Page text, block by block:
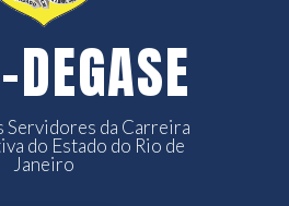
Servidores da Carreira
do Estado do Rio de
Janeiro